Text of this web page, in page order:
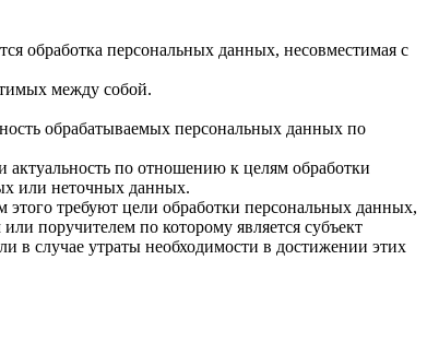
обработка персональных данных, несовместимая с
между собой.
обрабатываемых персональных данных по
актуальность по отношению к целям обработки
или неточных данных.
требуют цели обработки персональных данных,
поручителем по которому является субъект
в случае утраты необходимости в достижении этих